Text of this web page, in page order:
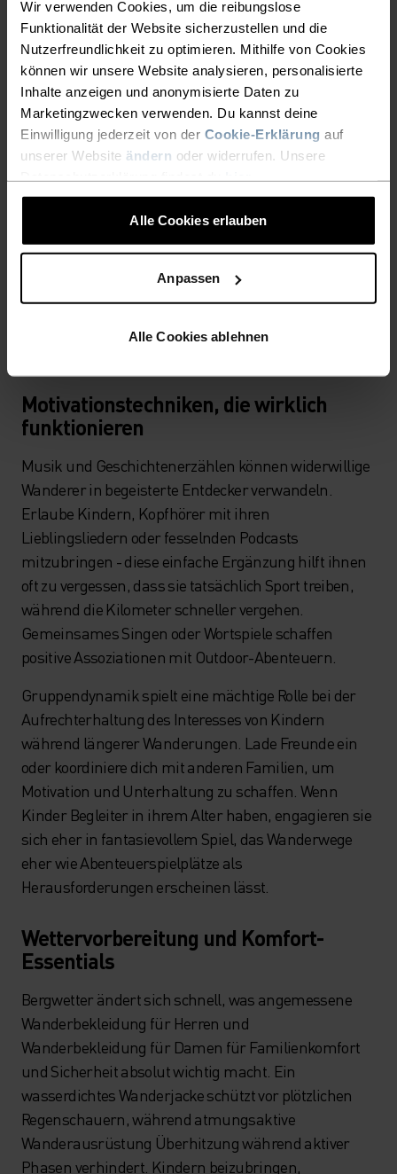
Wir verwenden Cookies, um die reibungslose
Funktionalität der Website sicherzustellen und die
Nutzerfreundlichkeit zu optimieren. Mithilfe von Cookies
können wir unsere Website analysieren, personalisierte
Inhalte anzeigen und anonymisierte Daten zu
Marketingzwecken verwenden. Du kannst deine
Einwilligung jederzeit von der Cookie-Erklärung auf
unserer Website ändern oder widerrufen. Unsere
Alle Cookies erlauben
Anpassen
Alle Cookies ablehnen
Sesselliften, um höhere Lagen zu erreichen, und
erkunde dann Bergabwege, die die Energie und
Begeisterung der Kinder während der gesamten
Wanderung aufrechterhalten.
Erforsche familienfreundliche Wanderwege in deiner
Nähe, die themenbezogene Erlebnisse oder
interaktive Elemente bieten. Viele beliebte
Spielplatzbereichen, die längere Wanderungen
auflockern. Diese thematischen Abenteuer
verwandeln einfache Spaziergänge in fesselnde
Outdoor-Klassenzimmer, wo die Neugier der Kinder
Motivationstechniken, die wirklich
funktionieren
Musik und Geschichtenerzählen können widerwillige
Wanderer in begeisterte Entdecker verwandeln.
Erlaube Kindern, Kopfhörer mit ihren
Lieblingsliedern oder fesselnden Podcasts
mitzubringen - diese einfache Ergänzung hilft ihnen
oft zu vergessen, dass sie tatsächlich Sport treiben,
während die Kilometer schneller vergehen.
Gemeinsames Singen oder Wortspiele schaffen
positive Assoziationen mit Outdoor-Abenteuern.
Gruppendynamik spielt eine mächtige Rolle bei der
Aufrechterhaltung des Interesses von Kindern
während längerer Wanderungen. Lade Freunde ein
oder koordiniere dich mit anderen Familien, um
Motivation und Unterhaltung zu schaffen. Wenn
Kinder Begleiter in ihrem Alter haben, engagieren sie
sich eher in fantasievollem Spiel, das Wanderwege
eher wie Abenteuerspielplätze als
Herausforderungen erscheinen lässt.
Wettervorbereitung und Komfort-
Essentials
Bergwetter ändert sich schnell, was angemessene
Wanderbekleidung für Herren und
Wanderbekleidung für Damen für Familienkomfort
und Sicherheit absolut wichtig macht. Ein
wasserdichtes Wanderjacke schützt vor plötzlichen
Regenschauern, während atmungsaktive
Wanderausrüstung Überhitzung während aktiver
Phasen verhindert. Kindern beizubringen,